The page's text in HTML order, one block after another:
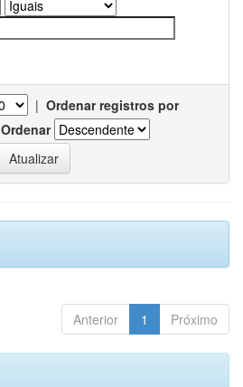
| Ordenar registros por
Ordenar
Anterior 1 Próximo